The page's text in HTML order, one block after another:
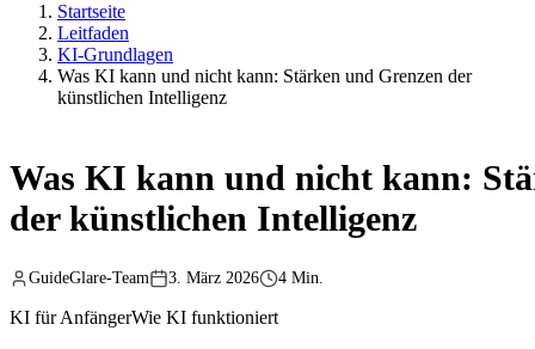
Startseite
Leitfaden
KI-Grundlagen
Was KI kann und nicht kann: Stärken und Grenzen der
künstlichen Intelligenz
Was KI kann und nicht kann:
der künstlichen Intelligenz
GuideGlare-Team 3. März 2026 4 Min.
KI für AnfängerWie KI funktioniert